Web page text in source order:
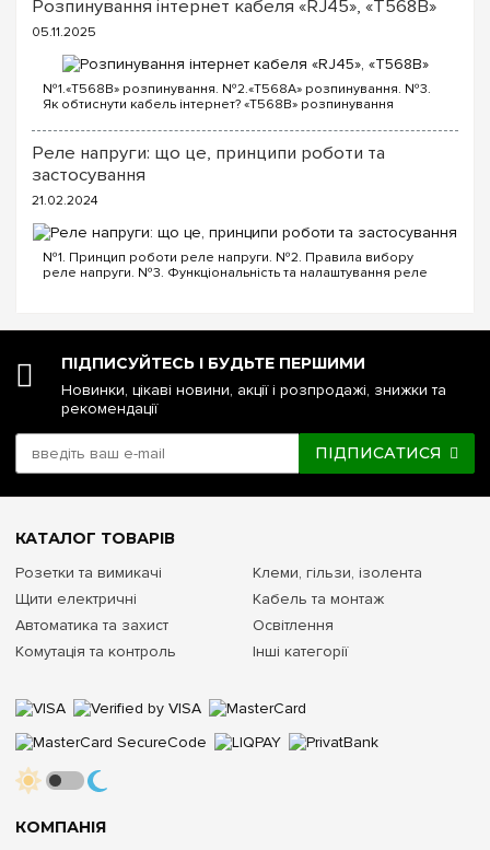
Розпинування інтернет кабеля «RJ45», «T568B»
05.11.2025
№1.«T568B» розпинування. №2.«T568A» розпинування. №3.
Як обтиснути кабель інтернет? «T568B» розпинування
1...
Реле напруги: що це, принципи роботи та
застосування
21.02.2024
№1. Принцип роботи реле напруги. №2. Правила вибору
реле напруги. №3. Функціональність та налаштування реле
ПІДПИСУЙТЕСЬ І БУДЬТЕ ПЕРШИМИ
Новинки, цікаві новини, акції і розпродажі, знижки та
рекомендації
ПІДПИСАТИСЯ
КОМПАНІЯ
КАТАЛОГ ТОВАРІВ
Розетки та вимикачі
Щити електричні
Автоматика та захист
Комутація та контроль
Клеми, гільзи, ізолента
Кабель та монтаж
Освітлення
Інші категорії